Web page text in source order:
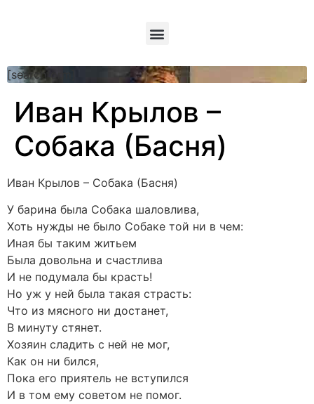
[searchform]
Иван Крылов –
Собака (Басня)
Иван Крылов – Собака (Басня)
У барина была Собака шаловлива,
Хоть нужды не было Собаке той ни в чем:
Иная бы таким житьем
Была довольна и счастлива
И не подумала бы красть!
Но уж у ней была такая страсть:
Что из мясного ни достанет,
В минуту стянет.
Хозяин сладить с ней не мог,
Как он ни бился,
Пока его приятель не вступился
И в том ему советом не помог.